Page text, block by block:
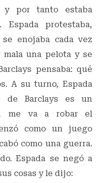
y por tanto estaba
protestaba,
enojaba cada vez
mala una pelota y se
pensaba: qué
A su turno, Espada
de Barclays es un
me va a robar el
como un juego
como una guerra.
Espada se negó a
cosas y le dijo: